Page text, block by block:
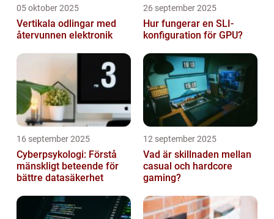
05 oktober 2025
Vertikala odlingar med
återvunnen elektronik
26 september 2025
Hur fungerar en SLI-
konfiguration för GPU?
16 september 2025
Cyberpsykologi: Förstå
mänskligt beteende för
bättre datasäkerhet
12 september 2025
Vad är skillnaden mellan
casual och hardcore
gaming?